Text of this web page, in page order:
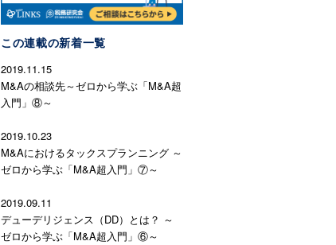
この連載の新着一覧
2019.11.15
M&Aの相談先～ゼロから学ぶ「M&A超
入門」⑧～
2019.10.23
M&Aにおけるタックスプランニング ～
ゼロから学ぶ「M&A超入門」⑦～
2019.09.11
デューデリジェンス（DD）とは？ ～
ゼロから学ぶ「M&A超入門」⑥～